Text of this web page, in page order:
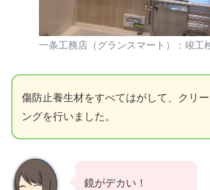
一条工務店（グランスマート）：竣工
傷防止養生材をすべてはがして、クリー
ングを行いました。
鏡がデカい！